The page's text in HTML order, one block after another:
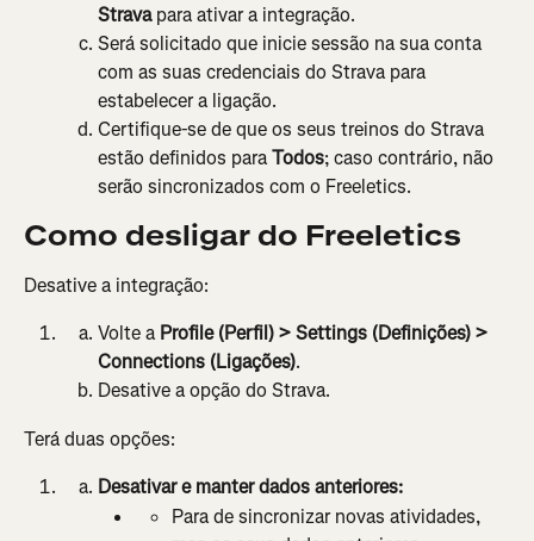
Strava para ativar a integração.
Será solicitado que inicie sessão na sua conta
com as suas credenciais do Strava para
estabelecer a ligação.
Certifique-se de que os seus treinos do Strava
estão definidos para Todos; caso contrário, não
serão sincronizados com o Freeletics.
Como desligar do Freeletics
Desative a integração:
Volte a Profile (Perfil) > Settings (Definições) >
Connections (Ligações).
Desative a opção do Strava.
Terá duas opções:
Desativar e manter dados anteriores:
Para de sincronizar novas atividades,